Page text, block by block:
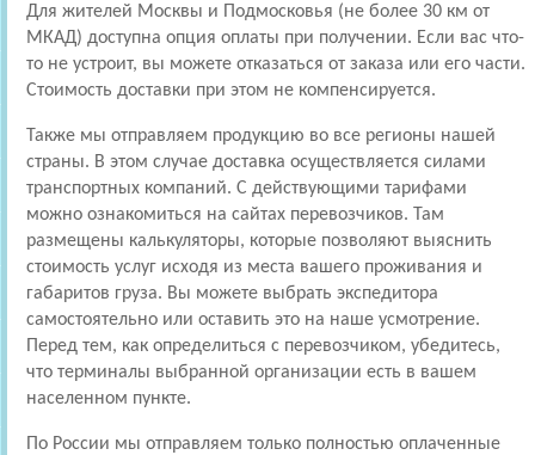
Для жителей Москвы и Подмосковья (не более 30 км от
МКАД) доступна опция оплаты при получении. Если вас что-
то не устроит, вы можете отказаться от заказа или его части.
Стоимость доставки при этом не компенсируется.
Также мы отправляем продукцию во все регионы нашей
страны. В этом случае доставка осуществляется силами
транспортных компаний. С действующими тарифами
можно ознакомиться на сайтах перевозчиков. Там
размещены калькуляторы, которые позволяют выяснить
стоимость услуг исходя из места вашего проживания и
габаритов груза. Вы можете выбрать экспедитора
самостоятельно или оставить это на наше усмотрение.
Перед тем, как определиться с перевозчиком, убедитесь,
что терминалы выбранной организации есть в вашем
населенном пункте.
По России мы отправляем только полностью оплаченные